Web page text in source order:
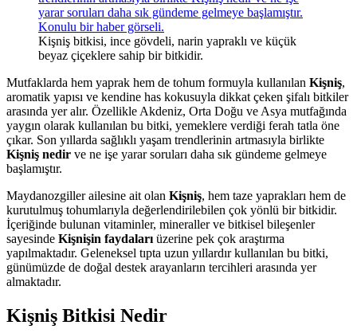
Kişniş bitkisi, ince gövdeli, narin yapraklı ve küçük
beyaz çiçeklere sahip bir bitkidir.
Mutfaklarda hem yaprak hem de tohum formuyla kullanılan Kişniş,
aromatik yapısı ve kendine has kokusuyla dikkat çeken şifalı bitkiler
arasında yer alır. Özellikle Akdeniz, Orta Doğu ve Asya mutfağında
yaygın olarak kullanılan bu bitki, yemeklere verdiği ferah tatla öne
çıkar. Son yıllarda sağlıklı yaşam trendlerinin artmasıyla birlikte
Kişniş nedir ve ne işe yarar soruları daha sık gündeme gelmeye
başlamıştır.
Maydanozgiller ailesine ait olan Kişniş, hem taze yaprakları hem de
kurutulmuş tohumlarıyla değerlendirilebilen çok yönlü bir bitkidir.
İçeriğinde bulunan vitaminler, mineraller ve bitkisel bileşenler
sayesinde Kişnişin faydaları üzerine pek çok araştırma
yapılmaktadır. Geleneksel tıpta uzun yıllardır kullanılan bu bitki,
günümüzde de doğal destek arayanların tercihleri arasında yer
almaktadır.
Kişniş Bitkisi Nedir